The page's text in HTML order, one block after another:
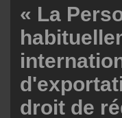
« La
droit de